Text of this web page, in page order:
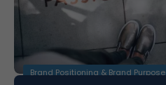
Brand Positioning & Brand Purpose